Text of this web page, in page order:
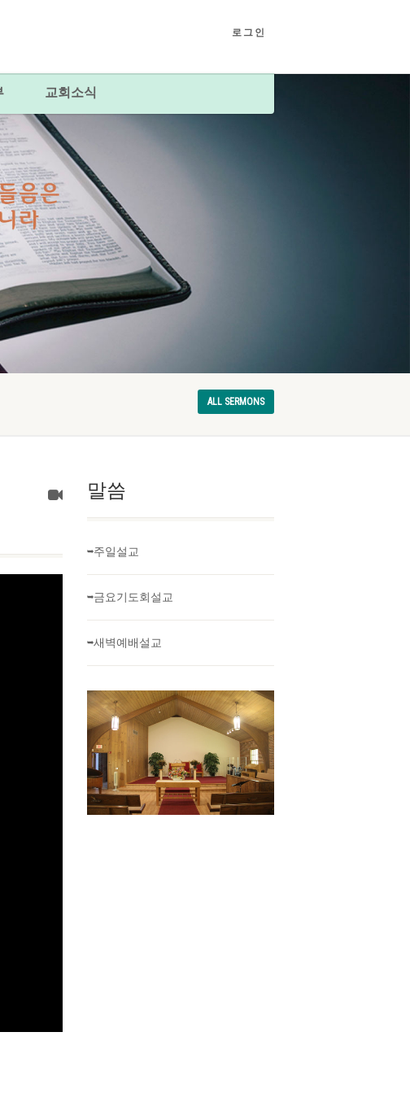
로그인
교회소식
ALL SERMONS
말씀
➥주일설교
➥금요기도회설교
➥새벽예배설교